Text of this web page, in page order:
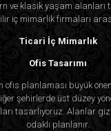
ve klasik yaşam alanları
iç mimarlık firmaları
Ticari İç Mimarlık
Ofis Tasarımı
ofis planlaması büyük
şehirlerde üst düzey
tasarlıyoruz. Alanlar
odaklı planlanır.